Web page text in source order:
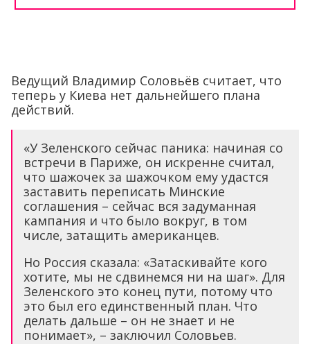
Ведущий Владимир Соловьёв считает, что
теперь у Киева нет дальнейшего плана
действий.
«У Зеленского сейчас паника: начиная со
встречи в Париже, он искренне считал,
что шажочек за шажочком ему удастся
заставить переписать Минские
соглашения – сейчас вся задуманная
кампания и что было вокруг, в том
числе, затащить американцев.
Но Россия сказала: «Затаскивайте кого
хотите, мы не сдвинемся ни на шаг». Для
Зеленского это конец пути, потому что
это был его единственный план. Что
делать дальше – он не знает и не
понимает», – заключил Соловьев.